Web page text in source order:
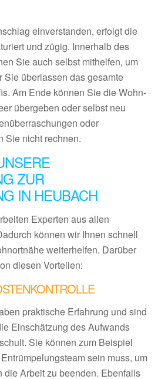
einverstanden, erfolgt die
und zügig. Innerhalb des
Sie auch selbst mithelfen, um
Sie überlassen das gesamte
Am Ende können Sie die Wohn-
übergeben oder selbst neu
oder
Sie nicht rechnen.
ZUR
IN HEUBACH
Experten aus allen
können wir Ihnen schnell
weiterhelfen. Darüber
diesen Vorteilen:
praktische Erfahrung und sind
Einschätzung des Aufwands
Sie können zum Beispiel
sein muss, um
die Arbeit zu beenden. Ebenfalls